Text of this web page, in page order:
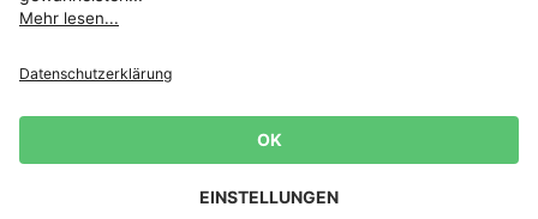
AGB
Lieferbedingungen
Impressum Cookie Einstellungen